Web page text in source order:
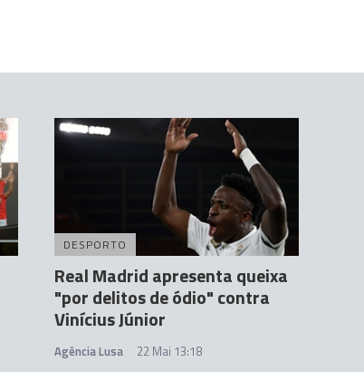
DESPORTO
Real Madrid apresenta queixa
"por delitos de ódio" contra
Vinícius Júnior
Agência Lusa 22 Mai 13:18